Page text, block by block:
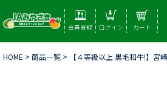
会員登録 ログイン カート
HOME > 商品一覧 > 【４等級以上 黒毛和牛!】宮